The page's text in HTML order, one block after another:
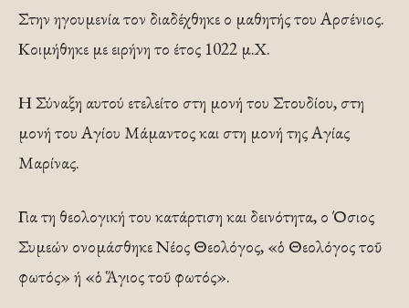
Στην ηγουμενία τον διαδέχθηκε ο μαθητής του Αρσένιος.
Κοιμήθηκε με ειρήνη το έτος 1022 μ.Χ.
Η Σύναξη αυτού ετελείτο στη μονή του Στουδίου, στη
μονή του Αγίου Μάμαντος και στη μονή της Αγίας
Μαρίνας.
Για τη θεολογική του κατάρτιση και δεινότητα, ο Όσιος
Συμεών ονομάσθηκε Νέος Θεολόγος, «ὁ Θεολόγος τοῦ
φωτός» ή «ὁ Ἅγιος τοῦ φωτός».